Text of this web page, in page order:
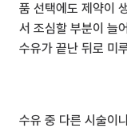
품 선택에도 제약이
서 조심할 부분이 늘
수유가 끝난 뒤로 미
수유 중 다른 시술이